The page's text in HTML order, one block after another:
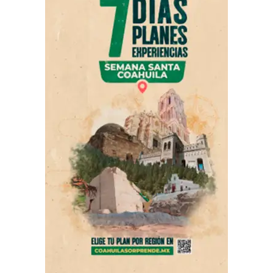
cultura llegue a toda la población.
Al respecto, Javier Fuentes de la Peña, director del
Consejo Editorial del Estado, destacó la importancia de
la escritura y de quienes contribuyen al desarrollo
cultural a través de ella.
ADVERTISEMENT
«Escribir es mucho más que poner palabras en una hoja;